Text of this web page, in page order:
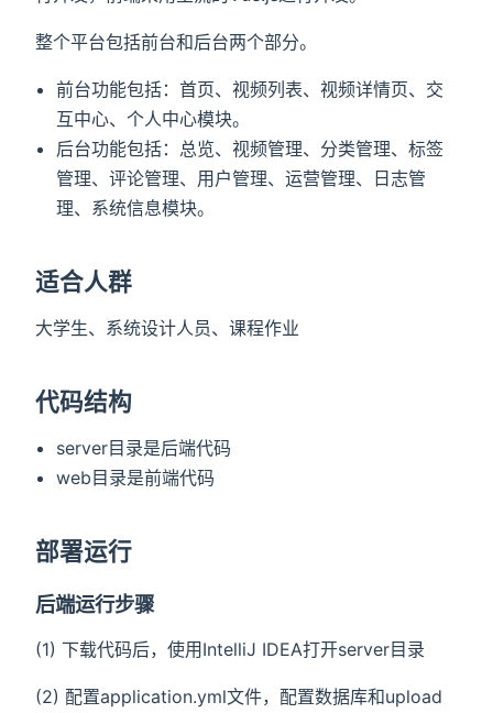
整个平台包括前台和后台两个部分。
前台功能包括：首页、视频列表、视频详情页、交
互中心、个人中心模块。
后台功能包括：总览、视频管理、分类管理、标签
管理、评论管理、用户管理、运营管理、日志管
理、系统信息模块。
适合人群
大学生、系统设计人员、课程作业
代码结构
server目录是后端代码
web目录是前端代码
部署运行
后端运行步骤
(1) 下载代码后，使用IntelliJ IDEA打开server目录
(2) 配置application.yml文件，配置数据库和upload